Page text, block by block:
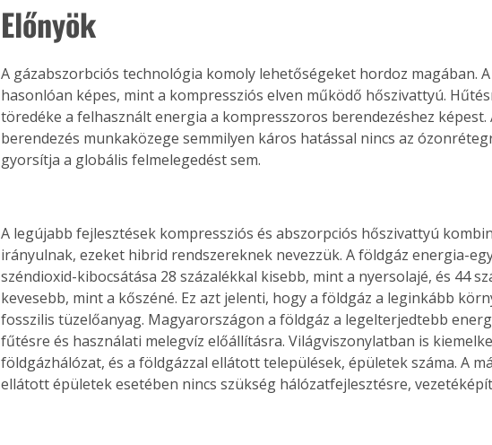
Előnyök
A gázabszorbciós technológia komoly lehetőségeket hordoz magában.
hasonlóan képes, mint a kompressziós elven működő hőszivattyú.
töredéke a felhasznált energia a kompresszoros berendezéshez képest.
berendezés munkaközege semmilyen káros hatással nincs az
gyorsítja a globális felmelegedést sem.
A legújabb fejlesztések kompressziós és abszorpciós hőszivattyú
irányulnak, ezeket hibrid rendszereknek nevezzük. A földgáz energia-
széndioxid-kibocsátása 28 százalékkal kisebb, mint a nyersolajé, és 44
kevesebb, mint a kőszéné. Ez azt jelenti, hogy a földgáz a leginkább
fosszilis tüzelőanyag. Magyarországon a földgáz a legelterjedtebb
fűtésre és használati melegvíz előállításra. Világviszonylatban is
földgázhálózat, és a földgázzal ellátott települések, épületek száma. A
ellátott épületek esetében nincs szükség hálózatfejlesztésre,